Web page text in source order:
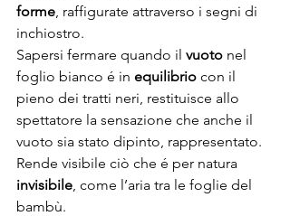
forme , raffigurate attraverso i segni di
inchiostro.
Sapersi fermare quando il vuoto nel
foglio bianco é in equilibrio con il
pieno dei tratti neri, restituisce allo
spettatore la sensazione che anche il
vuoto sia stato dipinto, rappresentato.
Rende visibile ciò che é per natura
invisibile , come l’aria tra le foglie del
bambù.